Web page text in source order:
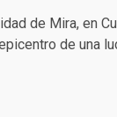
de Mira, en
de una